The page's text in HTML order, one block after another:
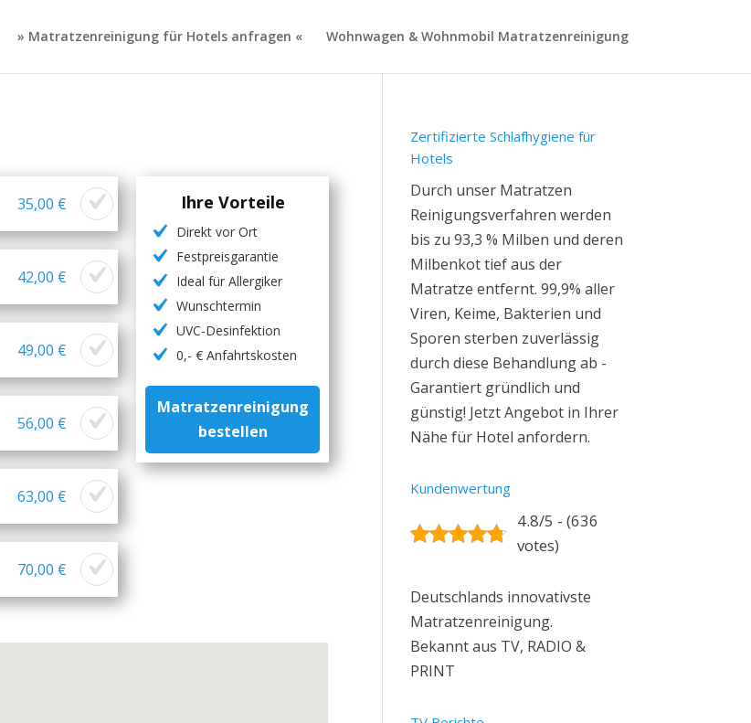
» Matratzenreinigung für Hotels anfragen « Wohnwagen & Wohnmobil Matratzenreinigung
35,00 €
42,00 €
49,00 €
56,00 €
63,00 €
70,00 €
Ihre Vorteile
Direkt vor Ort
Festpreisgarantie
Ideal für Allergiker
Wunschtermin
UVC-Desinfektion
0,- € Anfahrtskosten
Matratzenreinigung
bestellen
Zertifizierte Schlafhygiene für
Hotels
Durch unser Matratzen
Reinigungsverfahren werden
bis zu 93,3 % Milben und deren
Milbenkot tief aus der
Matratze entfernt. 99,9% aller
Viren, Keime, Bakterien und
Sporen sterben zuverlässig
durch diese Behandlung ab -
Garantiert gründlich und
günstig! Jetzt Angebot in Ihrer
Nähe für Hotel anfordern.
Kundenwertung
4.8/5 - (636
votes)
Deutschlands innovativste
Matratzenreinigung.
Bekannt aus TV, RADIO &
PRINT